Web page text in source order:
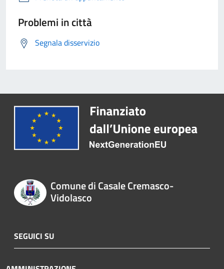
Problemi in città
Segnala disservizio
Comune di Casale Cremasco-
Vidolasco
SEGUICI SU